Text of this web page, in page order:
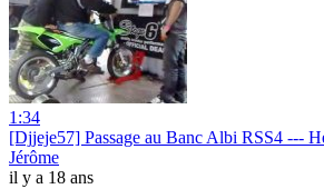
1:34
[Djjeje57] Passage au Banc Albi RSS4 ---
Jérôme
il y a 18 ans